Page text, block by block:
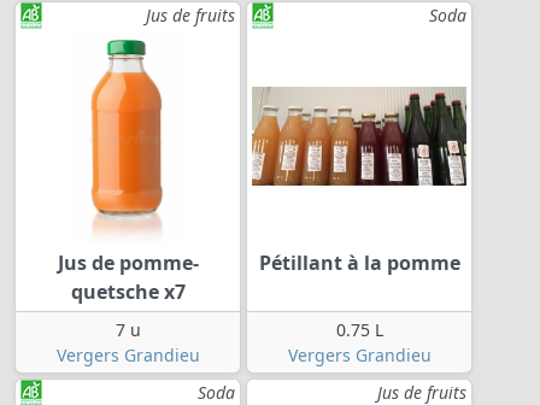
Jus de fruits
Jus de pomme-
quetsche x7
7 u
Vergers Grandieu
Soda
Pétillant à la pomme
0.75 L
Vergers Grandieu
Soda
Jus de fruits